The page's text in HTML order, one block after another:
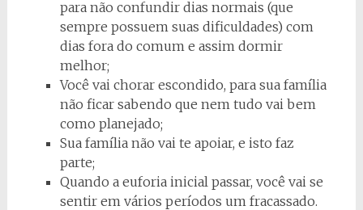
para não confundir dias normais (que
sempre possuem suas dificuldades) com
dias fora do comum e assim dormir
melhor;
Você vai chorar escondido, para sua família
não ficar sabendo que nem tudo vai bem
como planejado;
Sua família não vai te apoiar, e isto faz
parte;
Quando a euforia inicial passar, você vai se
sentir em vários períodos um fracassado.